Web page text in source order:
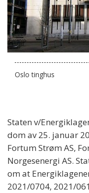
Staten v/
dom av 25. januar
Fortum Strøm AS,
Norgesenergi AS.
om at
2021/0704, 2021/
Oslo tinghus